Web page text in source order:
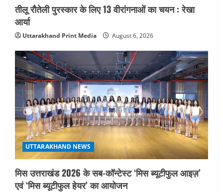
तीलू रौतेली पुरस्कार के लिए 13 वीरांगनाओं का चयन : रेखा
आर्या
Uttarakhand Print Media August 6, 2026
UTTARAKHAND NEWS
मिस उत्तराखंड 2026 के सब-कॉन्टेस्ट ‘मिस ब्यूटीफुल आइज़’
एवं ‘मिस ब्यूटीफुल हेयर’ का आयोजन